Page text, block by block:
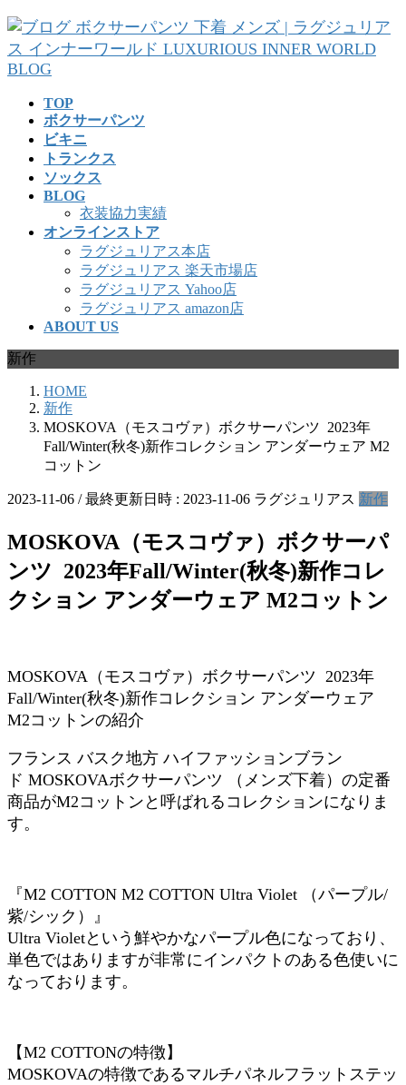
コ
ン
テ
ン
ナ
ビ
ゲ
ー
TOP
ボクサーパンツ
ビキニ
トランクス
ソックス
BLOG
衣装協力実績
オンラインストア
ラグジュリアス本店
ラグジュリアス 楽天市場店
ラグジュリアス Yahoo店
ラグジュリアス amazon店
ABOUT US
新作
HOME
新作
MOSKOVA（モスコヴァ）ボクサーパンツ 2023年
Fall/Winter(秋冬)新作コレクション アンダーウェア M2
コットン
2023-11-06 / 最終更新日時 : 2023-11-06 ラグジュリアス 新作
MOSKOVA（モスコヴァ）ボクサーパ
ンツ 2023年Fall/Winter(秋冬)新作コレ
クション アンダーウェア M2コットン
MOSKOVA（モスコヴァ）ボクサーパンツ 2023年
Fall/Winter(秋冬)新作コレクション アンダーウェア
M2コットンの紹介
フランス バスク地方 ハイファッションブラン
ド MOSKOVAボクサーパンツ （メンズ下着）の定番
商品がM2コットンと呼ばれるコレクションになりま
す。
『M2 COTTON M2 COTTON Ultra Violet （パープル/
紫/シック）』
Ultra Violetという鮮やかなパープル色になっており、
単色ではありますが非常にインパクトのある色使いに
なっております。
【M2 COTTONの特徴】
MOSKOVAの特徴であるマルチパネルフラットステッ